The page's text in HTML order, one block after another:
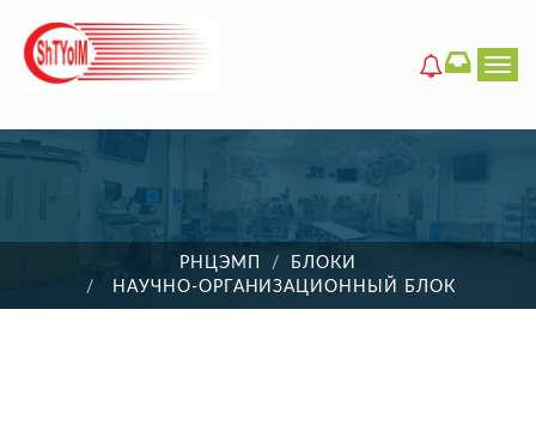
РНЦЭМП
БЛОКИ
НАУЧНО-ОРГАНИЗАЦИОННЫЙ БЛОК